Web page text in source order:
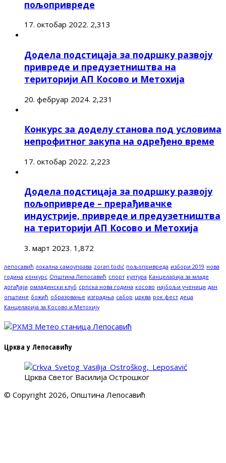
пољопривреде
17. октобар 2022. 2,313
Додела подстицаја за подршку развоју
привреде и предузетништва на
територији АП Косово и Метохија
20. фебруар 2024. 2,231
Конкурс за доделу станова под условима
непрофитног закупа на одређено време
17. октобар 2022. 2,223
Додела подстицаја за подршку развоју
пољопривреде – прерађивачке
индустрије, привреде и предузетништва
на територији АП Косово и Метохија
3. март 2023. 1,872
лепосавић локална самоуправа zoran todić пољопривреда избори 2019 нова
година конкурс Општина Лепосавић спорт култура Канцеларија за младе
догађаји омладински клуб српска нова година косово најбољи ученици дан
општине божић образовање изградња сабор црква рок фест деца
Канцеларија за Косово и Метохију
Црква у Лепосавићу
Црква Светог Василија Острошког
© Copyright 2026, Општина Лепосавић